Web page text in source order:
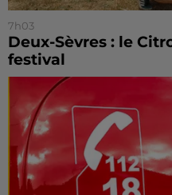
7h03
Deux-Sèvres : le
festival